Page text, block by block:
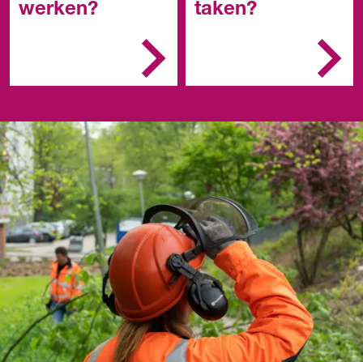
werken?
Bij een gemeente met
een eigen buitendienst.
taken?
Je bereidt het werk
Je maakt de openbare
repareert materialen
in de openbare ruimte
Je haalt afval weg uit
die openbare ruimte.